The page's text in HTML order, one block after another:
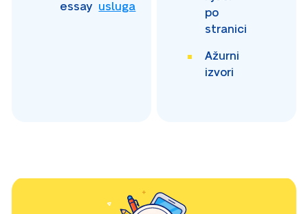
essay usluga
po
stranici
Ažurni
izvori